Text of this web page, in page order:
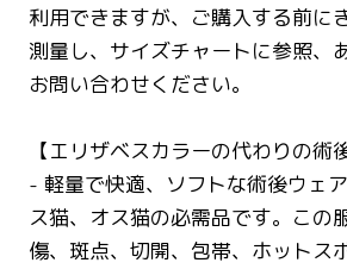
利用できますが、ご購入する前に
測量し、サイズチャートに参照、
お問い合わせください。
【エリザベスカラーの代わりの術
- 軽量で快適、ソフトな術後ウェ
ス猫、オス猫の必需品です。この
傷、斑点、切開、包帯、ホットス